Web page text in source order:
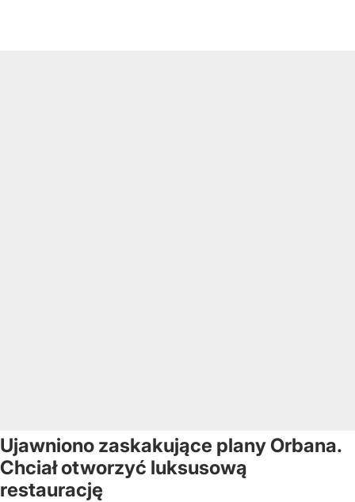
Ujawniono zaskakujące plany Orbana.
Chciał otworzyć luksusową
restaurację